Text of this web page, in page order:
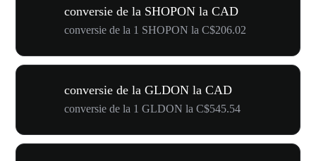
conversie de la SHOPON la CAD
conversie de la 1 SHOPON la C$206.02
conversie de la GLDON la CAD
conversie de la 1 GLDON la C$545.54